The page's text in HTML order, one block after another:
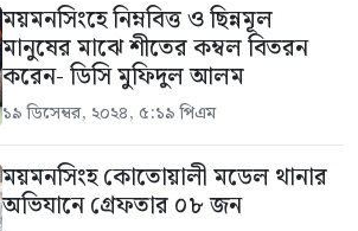
ময়মনসিংহে নিম্নবিত্ত ও ছিন্নমূল
মানুষের মাঝে শীতের কম্বল বিতরন
করেন- ডিসি মুফিদুল আলম
১৯ ডিসেম্বর, ২০২৪, ৫:১৯ পিএম
ময়মনসিংহ কোতোয়ালী মডেল থানার
অভিযানে গ্রেফতার ০৮ জন